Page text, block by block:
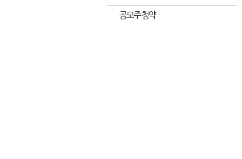
공모주 청약